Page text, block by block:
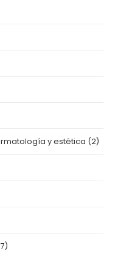
y estética (2)